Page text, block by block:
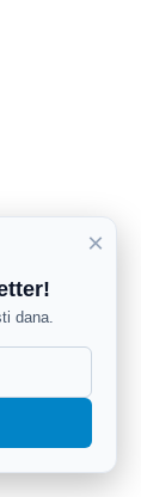
×
dana.